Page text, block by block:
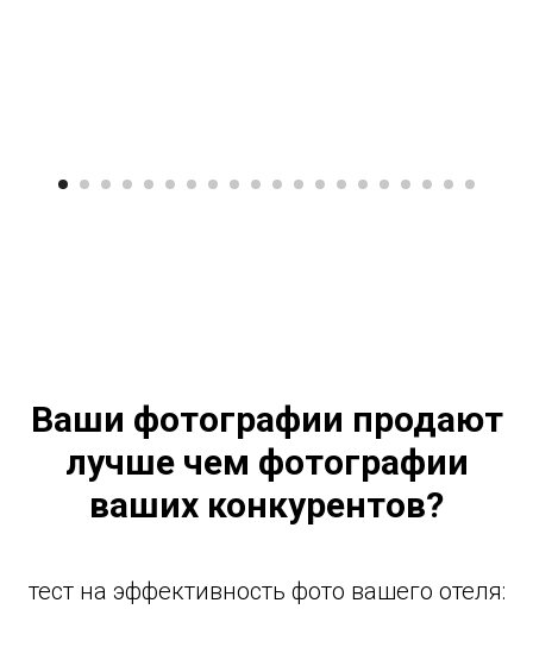
Ваши фотографии продают
лучше чем фотографии
ваших конкурентов?
тест на эффективность фото вашего отеля: